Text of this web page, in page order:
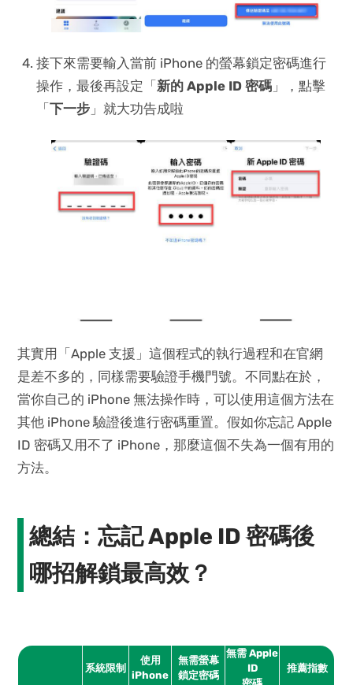
接下來需要輸入當前 iPhone 的螢幕鎖定密碼進行
操作，最後再設定「新的 Apple ID 密碼 」，點擊
「下一步 」就大功告成啦
其實用「Apple 支援」這個程式的執行過程和在官網
是差不多的，同樣需要驗證手機門號。不同點在於，
當你自己的 iPhone 無法操作時，可以使用這個方法在
其他 iPhone 驗證後進行密碼重置。假如你忘記 Apple
ID 密碼又用不了 iPhone，那麼這個不失為一個有用的
方法。
總結：忘記 Apple ID 密碼後
哪招解鎖最高效？
系統限制
使用
iPhone
無需螢幕
鎖定密碼
無需 Apple
ID
推薦指數